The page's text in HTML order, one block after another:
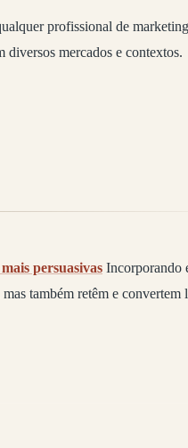
profissional de
mercados e contextos.
persuasivas Incorporando
também retêm e convertem